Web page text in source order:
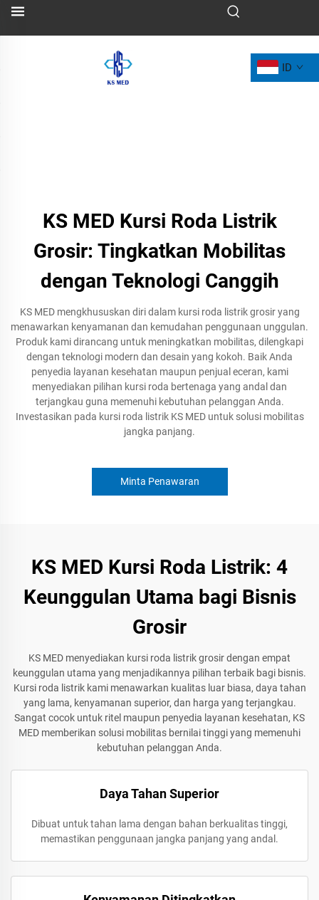
ID
KS MED Kursi Roda Listrik
Grosir: Tingkatkan Mobilitas
dengan Teknologi Canggih
KS MED mengkhususkan diri dalam kursi roda listrik grosir yang
menawarkan kenyamanan dan kemudahan penggunaan unggulan.
Produk kami dirancang untuk meningkatkan mobilitas, dilengkapi
dengan teknologi modern dan desain yang kokoh. Baik Anda
penyedia layanan kesehatan maupun penjual eceran, kami
menyediakan pilihan kursi roda bertenaga yang andal dan
terjangkau guna memenuhi kebutuhan pelanggan Anda.
Investasikan pada kursi roda listrik KS MED untuk solusi mobilitas
jangka panjang.
Minta Penawaran
KS MED Kursi Roda Listrik: 4
Keunggulan Utama bagi Bisnis
Grosir
KS MED menyediakan kursi roda listrik grosir dengan empat
keunggulan utama yang menjadikannya pilihan terbaik bagi bisnis.
Kursi roda listrik kami menawarkan kualitas luar biasa, daya tahan
yang lama, kenyamanan superior, dan harga yang terjangkau.
Sangat cocok untuk ritel maupun penyedia layanan kesehatan, KS
MED memberikan solusi mobilitas bernilai tinggi yang memenuhi
kebutuhan pelanggan Anda.
Daya Tahan Superior
Dibuat untuk tahan lama dengan bahan berkualitas tinggi,
memastikan penggunaan jangka panjang yang andal.